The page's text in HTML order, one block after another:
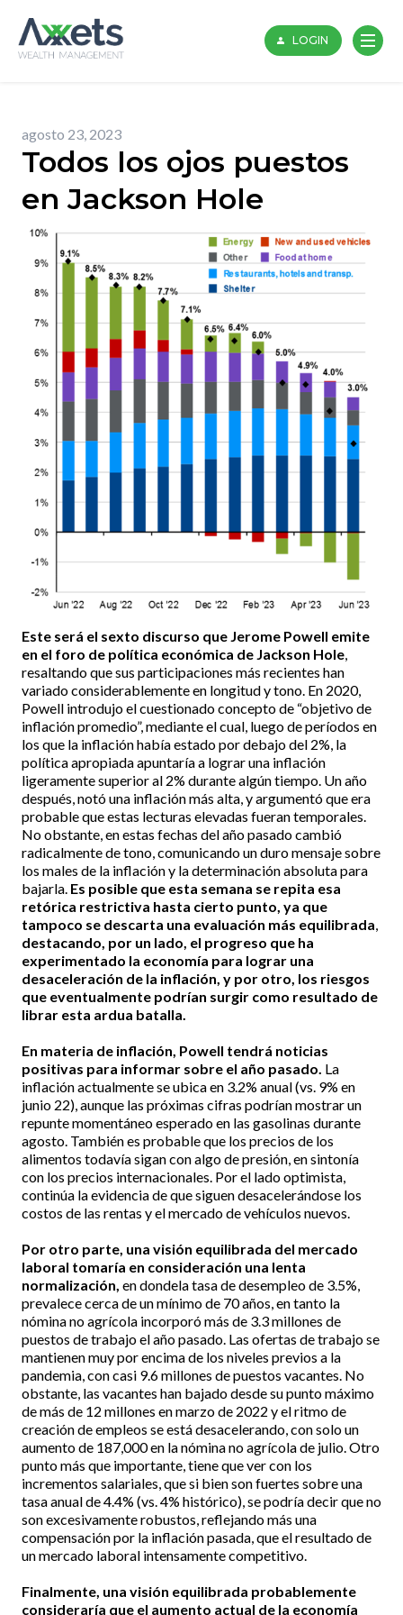
content
LOGIN
agosto 23, 2023
Todos los ojos puestos
en Jackson Hole
Este será el sexto discurso que Jerome Powell emite
en el foro de política económica de Jackson Hole,
resaltando que sus participaciones más recientes han
variado considerablemente en longitud y tono. En 2020,
Powell introdujo el cuestionado concepto de “objetivo de
inflación promedio”, mediante el cual, luego de períodos en
los que la inflación había estado por debajo del 2%, la
política apropiada apuntaría a lograr una inflación
ligeramente superior al 2% durante algún tiempo. Un año
después, notó una inflación más alta, y argumentó que era
probable que estas lecturas elevadas fueran temporales.
No obstante, en estas fechas del año pasado cambió
radicalmente de tono, comunicando un duro mensaje sobre
los males de la inflación y la determinación absoluta para
bajarla. Es posible que esta semana se repita esa
retórica restrictiva hasta cierto punto, ya que
tampoco se descarta una evaluación más equilibrada,
destacando, por un lado, el progreso que ha
experimentado la economía para lograr una
desaceleración de la inflación, y por otro, los riesgos
que eventualmente podrían surgir como resultado de
librar esta ardua batalla.
En materia de inflación, Powell tendrá noticias
positivas para informar sobre el año pasado. La
inflación actualmente se ubica en 3.2% anual (vs. 9% en
junio 22), aunque las próximas cifras podrían mostrar un
repunte momentáneo esperado en las gasolinas durante
agosto. También es probable que los precios de los
alimentos todavía sigan con algo de presión, en sintonía
con los precios internacionales. Por el lado optimista,
continúa la evidencia de que siguen desacelerándose los
costos de las rentas y el mercado de vehículos nuevos.
Por otro parte, una visión equilibrada del mercado
laboral tomaría en consideración una lenta
normalización, en dondela tasa de desempleo de 3.5%,
prevalece cerca de un mínimo de 70 años, en tanto la
nómina no agrícola incorporó más de 3.3 millones de
puestos de trabajo el año pasado. Las ofertas de trabajo se
mantienen muy por encima de los niveles previos a la
pandemia, con casi 9.6 millones de puestos vacantes. No
obstante, las vacantes han bajado desde su punto máximo
de más de 12 millones en marzo de 2022 y el ritmo de
creación de empleos se está desacelerando, con solo un
aumento de 187,000 en la nómina no agrícola de julio. Otro
punto más que importante, tiene que ver con los
incrementos salariales, que si bien son fuertes sobre una
tasa anual de 4.4% (vs. 4% histórico), se podría decir que no
son excesivamente robustos, reflejando más una
compensación por la inflación pasada, que el resultado de
un mercado laboral intensamente competitivo.
Finalmente, una visión equilibrada probablemente
consideraría que el aumento actual de la economía